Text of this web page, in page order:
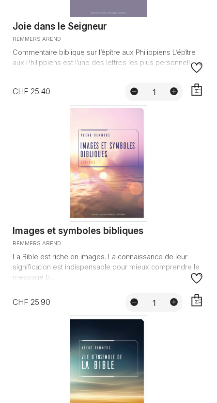
Joie dans le Seigneur
REMMERS AREND
Commentaire biblique sur l’épître aux Philippiens L’épître
aux Philippiens est l’une des lettres les plus personnelles ...
CHF 25.40
Images et symboles bibliques
REMMERS AREND
La Bible est riche en images. La connaissance de leur
signification est indispensable pour mieux comprendre le
message b...
CHF 25.90